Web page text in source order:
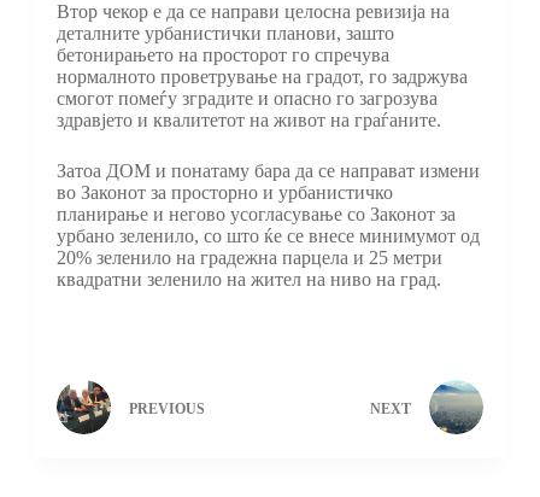
Втор чекор е да се направи целосна ревизија на
деталните урбанистички планови, зашто
бетонирањето на просторот го спречува
нормалното проветрување на градот, го задржува
смогот помеѓу зградите и опасно го загрозува
здравјето и квалитетот на живот на граѓаните.
Затоа ДОМ и понатаму бара да се направат измени
во Законот за просторно и урбанистичко
планирање и негово усогласување со Законот за
урбано зеленило, со што ќе се внесе минимумот од
20% зеленило на градежна парцела и 25 метри
квадратни зеленило на жител на ниво на град.
PREVIOUS NEXT